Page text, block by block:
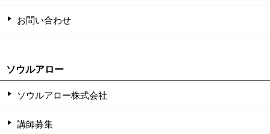
お問い合わせ
ソウルアロー
ソウルアロー株式会社
講師募集